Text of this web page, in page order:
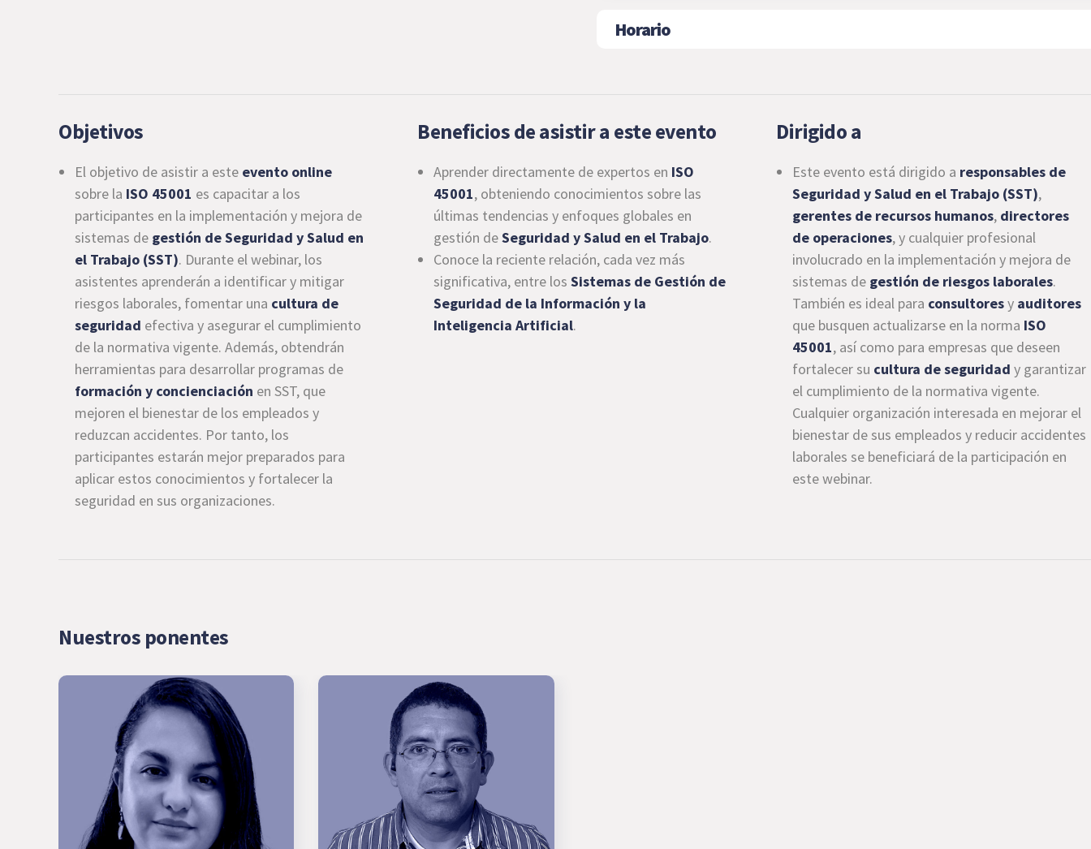
Horario
Objetivos
El objetivo de asistir a este evento online
sobre la ISO 45001 es capacitar a los
participantes en la implementación y mejora de
sistemas de gestión de Seguridad y Salud en
el Trabajo (SST). Durante el webinar, los
asistentes aprenderán a identificar y mitigar
riesgos laborales, fomentar una cultura de
seguridad efectiva y asegurar el cumplimiento
de la normativa vigente. Además, obtendrán
herramientas para desarrollar programas de
formación y concienciación en SST, que
mejoren el bienestar de los empleados y
reduzcan accidentes. Por tanto, los
participantes estarán mejor preparados para
aplicar estos conocimientos y fortalecer la
seguridad en sus organizaciones.
Beneficios de asistir a este evento
Aprender directamente de expertos en ISO
45001, obteniendo conocimientos sobre las
últimas tendencias y enfoques globales en
gestión deSeguridad y Salud en el Trabajo.
Conoce la reciente relación, cada vez más
significativa, entre los Sistemas de Gestión de
Seguridad de la Información y la
Inteligencia Artificial.
Dirigido a
Este evento está dirigido a responsables de
Seguridad y Salud en el Trabajo (SST),
gerentes de recursos humanos, directores
de operaciones, y cualquier profesional
involucrado en la implementación y mejora de
sistemas de gestión de riesgos laborales.
También es ideal para consultoresy auditores
que busquen actualizarse en la norma ISO
45001, así como para empresas que deseen
fortalecer su cultura de seguridad y garantizar
el cumplimiento de la normativa vigente.
Cualquier organización interesada en mejorar el
bienestar de sus empleados y reducir accidentes
laborales se beneficiará de la participación en
este webinar.
Nuestros ponentes